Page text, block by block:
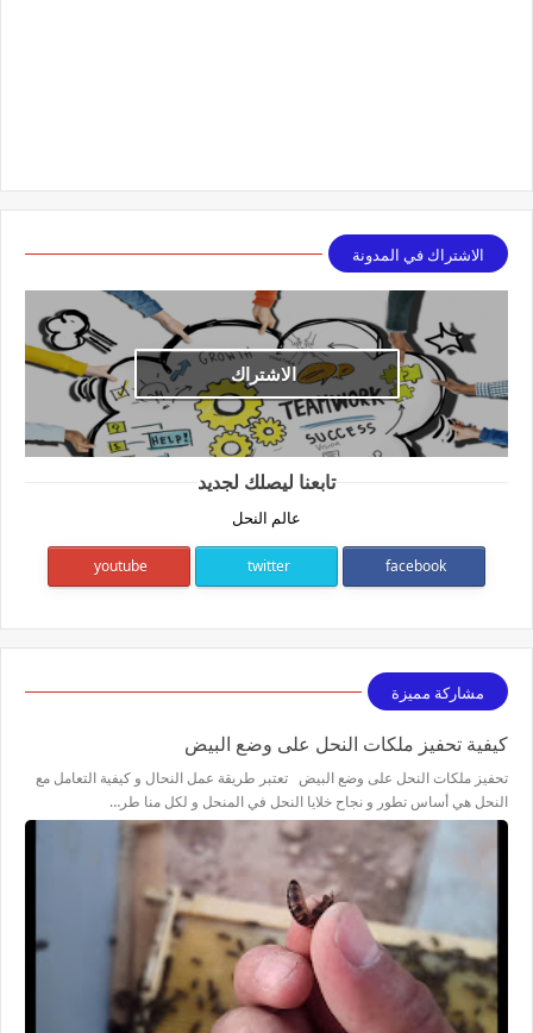
الاشتراك في المدونة
الاشتراك
تابعنا ليصلك لجديد
عالم النحل
facebook
twitter
youtube
مشاركة مميزة
كيفية تحفيز ملكات النحل على وضع البيض
تحفيز ملكات النحل على وضع البيض تعتبر طريقة عمل النحال و كيفية التعامل مع
النحل هي أساس تطور و نجاح خلايا النحل في المنحل و لكل منا طر…